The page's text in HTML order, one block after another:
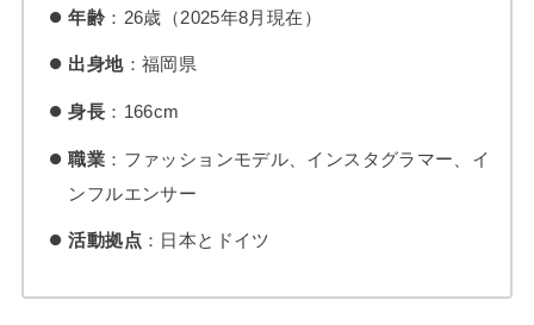
年齢 ：26歳（2025年8月現在）
出身地：福岡県
身長 ：166cm
職業 ：ファッションモデル、インスタグラマー、イ
ンフルエンサー
活動拠点：日本とドイツ